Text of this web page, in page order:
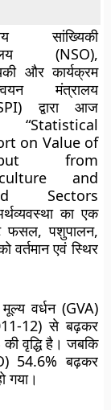
सांख्यिकी
(NSO),
और कार्यक्रम
मंत्रालय
द्वारा आज
“Statistical
on Value of
from
and
Sectors
का एक
फसल, पशुपालन,
वर्तमान एवं स्थिर
वर्धन (GVA)
12) से बढ़कर
वृद्धि है। जबकि
54.6% बढ़कर
गया।